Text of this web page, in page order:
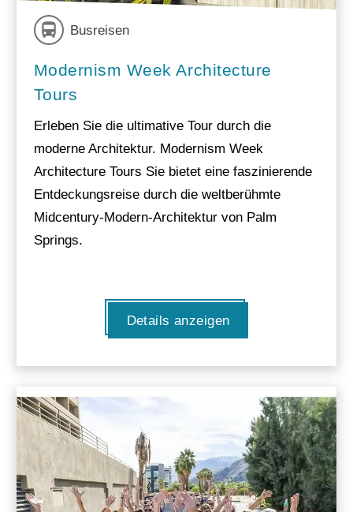
Busreisen
Modernism Week Architecture
Tours
Erleben Sie die ultimative Tour durch die
moderne Architektur. Modernism Week
Architecture Tours Sie bietet eine faszinierende
Entdeckungsreise durch die weltberühmte
Midcentury-Modern-Architektur von Palm
Springs.
Details anzeigen